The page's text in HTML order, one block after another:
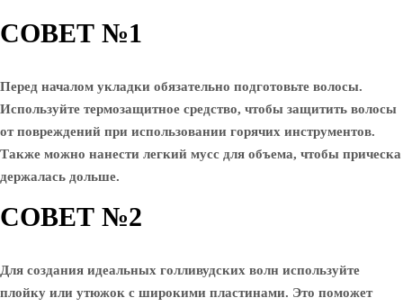
СОВЕТ №1
Перед началом укладки обязательно подготовьте волосы.
Используйте термозащитное средство, чтобы защитить волосы
от повреждений при использовании горячих инструментов.
Также можно нанести легкий мусс для объема, чтобы прическа
держалась дольше.
СОВЕТ №2
Для создания идеальных голливудских волн используйте
плойку или утюжок с широкими пластинами. Это поможет